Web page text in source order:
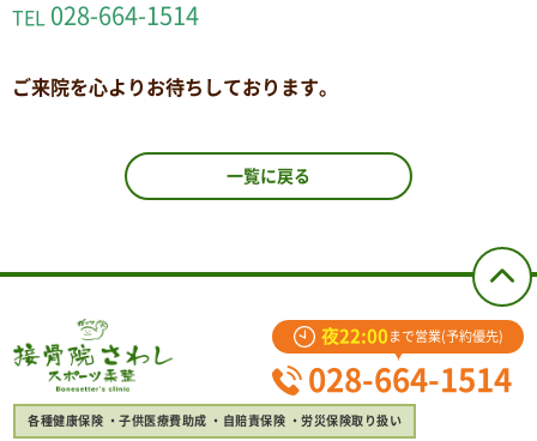
TEL 028-664-1514
ご来院を心よりお待ちしております。
一覧に戻る
夜22:00 まで営業(予約優先)
028-664-1514
各種健康保険 子供医療費助成 自賠責保険 労災保険取り扱い